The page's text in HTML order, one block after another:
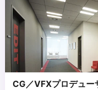
CG／VFXプロデュー